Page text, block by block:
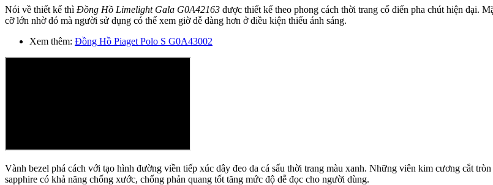
Nói về thiết kế thì Đồng Hồ Limelight Gala G0A42163 được thiết kế theo phong cách thời trang cổ điển pha chút hiện đại.
cỡ lớn nhờ đó mà người sử dụng có thể xem giờ dễ dàng hơn ở điều kiện thiếu ánh sáng.
Xem thêm: Đồng Hồ Piaget Polo S G0A43002
Vành bezel phá cách với tạo hình đường viền tiếp xúc dây đeo da cá sấu thời trang màu xanh. Những viên kim cương cắt
sapphire có khả năng chống xước, chống phản quang tốt tăng mức độ dễ đọc cho người dùng.